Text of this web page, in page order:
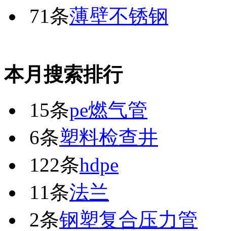
71条薄壁不锈钢
本月搜索排行
15条pe燃气管
6条塑料检查井
122条hdpe
11条法兰
2条钢塑复合压力管